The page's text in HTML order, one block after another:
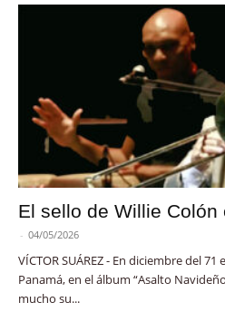
El sello de Willie Colón
- 04/05/2026
VÍCTOR SUÁREZ - En diciembre del
Panamá, en el álbum “Asalto
mucho su...